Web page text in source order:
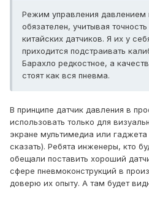
Режим управления давлением
обязателен, учитывая
китайских датчиков. Я их у
приходится подстраивать
Барахло редкостное, а
стоят как вся пневма.
В принципе датчик давления в
использовать только для
экране мультимедиа или
сказать). Ребята инженеры, кто
обещали поставить хороший
сфере пневмоконструкций в
доверю их опыту. А там будет